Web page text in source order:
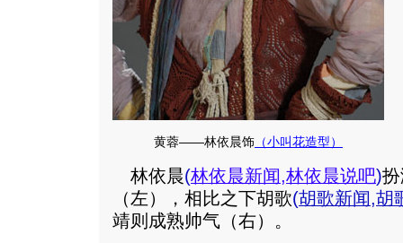
黄蓉――林依晨饰 （小叫花造型）
林依晨(林依晨新闻,林依晨说吧)
（左），相比之下胡歌(胡歌新闻,胡
靖则成熟帅气（右）。